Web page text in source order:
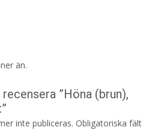
än.
”Höna (brun),
inte publiceras. Obligatoriska fält